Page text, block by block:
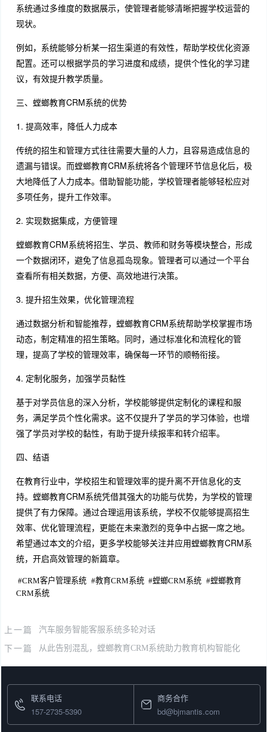
系统通过多维度的数据展示，使管理者能够清晰把握学校运营的
现状。
例如，系统能够分析某一招生渠道的有效性，帮助学校优化资源
配置。还可以根据学员的学习进度和成绩，提供个性化的学习建
议，有效提升教学质量。
三、螳螂教育CRM系统的优势
1. 提高效率，降低人力成本
传统的招生和管理方式往往需要大量的人力，且容易造成信息的
遗漏与错误。而螳螂教育CRM系统将各个管理环节信息化后，极
大地降低了人力成本。借助智能功能，学校管理者能够轻松应对
多项任务，提升工作效率。
2. 实现数据集成，方便管理
螳螂教育CRM系统将招生、学员、教师和财务等模块整合，形成
一个数据闭环，避免了信息孤岛现象。管理者可以通过一个平台
查看所有相关数据，方便、高效地进行决策。
3. 提升招生效果，优化管理流程
通过数据分析和智能推荐，螳螂教育CRM系统帮助学校掌握市场
动态，制定精准的招生策略。同时，通过标准化和流程化的管
理，提高了学校的管理效率，确保每一环节的顺畅衔接。
4. 定制化服务，加强学员黏性
基于对学员信息的深入分析，学校能够提供定制化的课程和服
务，满足学员个性化需求。这不仅提升了学员的学习体验，也增
强了学员对学校的黏性，有助于提升续报率和转介绍率。
四、结语
在教育行业中，学校招生和管理效率的提升离不开信息化的支
持。螳螂教育CRM系统凭借其强大的功能与优势，为学校的管理
提供了有力保障。通过合理运用该系统，学校不仅能够提高招生
效率、优化管理流程，更能在未来激烈的竞争中占据一席之地。
希望通过本文的介绍，更多学校能够关注并应用螳螂教育CRM系
统，开启高效管理的新篇章。
#CRM客户管理系统 #教育CRM系统 #螳螂CRM系统 #螳螂教育
CRM系统
上一篇 汽车服务智能客服系统多轮对话
下一篇 从此告别混乱，螳螂教育CRM系统助力教育机构智能化
联系电话
157-2735-5390
商务合作
bd@bjmantis.com